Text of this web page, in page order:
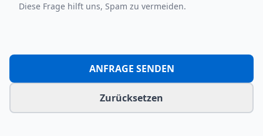
Diese Frage hilft uns, Spam zu vermeiden.
ANFRAGE SENDEN
Zurücksetzen